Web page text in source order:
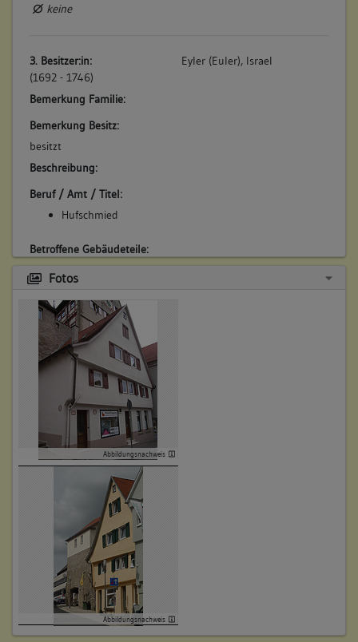
keine
3. Besitzer:in:
(1692 - 1746)
Eyler (Euler), Israel
Bemerkung Familie:
Bemerkung Besitz:
besitzt
Beschreibung:
Beruf / Amt / Titel:
Hufschmied
Betroffene Gebäudeteile:
keine
4. Besitzer:in:
(1746 - 1760)
Bemerkung Familie:
Bemerkung Besitz:
Beschreibung:
Beruf / Amt / Titel:
Betroffene Gebäudeteile:
keine
5. Besitzer:in:
(1760 - 1798)
Bemerkung Familie:
Fotos
Abbildungsnachweis
Abbildungsnachweis